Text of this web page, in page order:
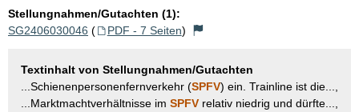
Stellungnahmen/Gutachten (1):
SG2406030046 ( PDF - 7 Seiten)
Textinhalt von Stellungnahmen/Gutachten
...Schienenpersonenfernverkehr (SPFV) ein. Trainline ist die...,
...Marktmachtverhältnisse im SPFV relativ niedrig und dürfte...,